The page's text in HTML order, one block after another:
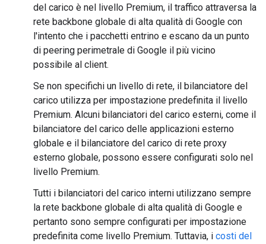
del carico è nel livello Premium, il traffico attraversa la
rete backbone globale di alta qualità di Google con
l'intento che i pacchetti entrino e escano da un punto
di peering perimetrale di Google il più vicino
possibile al client.
Se non specifichi un livello di rete, il bilanciatore del
carico utilizza per impostazione predefinita il livello
Premium. Alcuni bilanciatori del carico esterni, come il
bilanciatore del carico delle applicazioni esterno
globale e il bilanciatore del carico di rete proxy
esterno globale, possono essere configurati solo nel
livello Premium.
Tutti i bilanciatori del carico interni utilizzano sempre
la rete backbone globale di alta qualità di Google e
pertanto sono sempre configurati per impostazione
predefinita come livello Premium. Tuttavia, i costi del